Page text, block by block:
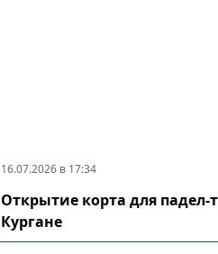
16.07.2026 в 17:34
Открытие корта для падел-
Кургане